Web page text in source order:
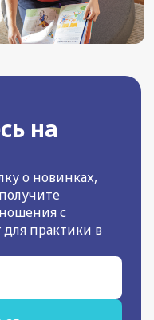
на
о новинках,
с
практики в